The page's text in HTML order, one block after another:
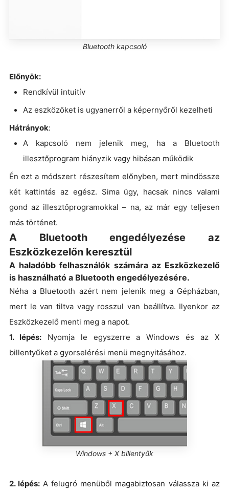
Bluetooth kapcsoló
Előnyök:
Rendkívül intuitív
Az eszközöket is ugyanerről a képernyőről kezelheti
Hátrányok:
A kapcsoló nem jelenik meg, ha a Bluetooth
illesztőprogram hiányzik vagy hibásan működik
Én ezt a módszert részesítem előnyben, mert mindössze
két kattintás az egész. Sima ügy, hacsak nincs valami
gond az illesztőprogramokkal – na, az már egy teljesen
más történet.
A Bluetooth engedélyezése az
Eszközkezelőn keresztül
A haladóbb felhasználók számára az Eszközkezelő
is használható a Bluetooth engedélyezésére.
Néha a Bluetooth azért nem jelenik meg a Gépházban,
mert le van tiltva vagy rosszul van beállítva. Ilyenkor az
Eszközkezelő menti meg a napot.
1. lépés:Nyomja le egyszerre a Windows és az X
billentyűket a gyorselérési menü megnyitásához.
Windows + X billentyűk
2. lépés: A felugró menüből magabiztosan válassza ki az